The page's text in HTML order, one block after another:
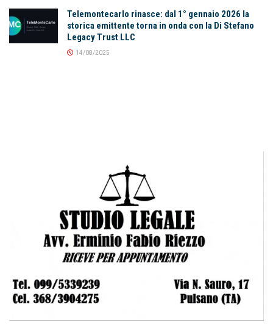
Telemontecarlo rinasce: dal 1° gennaio 2026 la
storica emittente torna in onda con la Di Stefano
Legacy Trust LLC
14/08/2025